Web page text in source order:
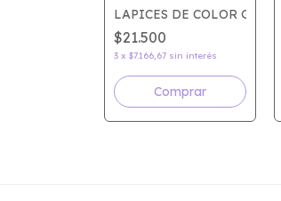
ACUARELABLE x24
STAEDTLER NORISLAPICES DE COLOR
$21.500
3 x $7.166,67 sin interés